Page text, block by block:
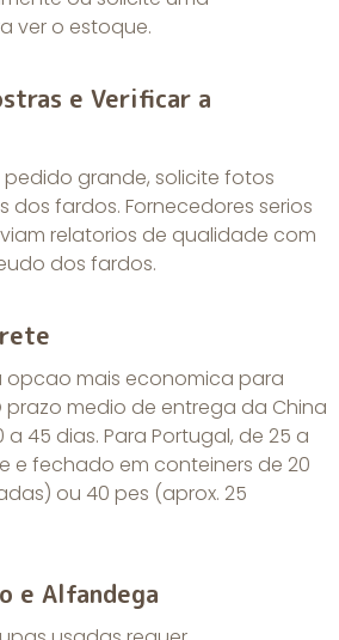
ver o estoque.
e Verificar a
grande, solicite fotos
dos fardos. Fornecedores serios
relatorios de qualidade com
dos fardos.
opcao mais economica para
prazo medio de entrega da China
a 45 dias. Para Portugal, de 25 a
e fechado em conteiners de 20
ou 40 pes (aprox. 25
e Alfandega